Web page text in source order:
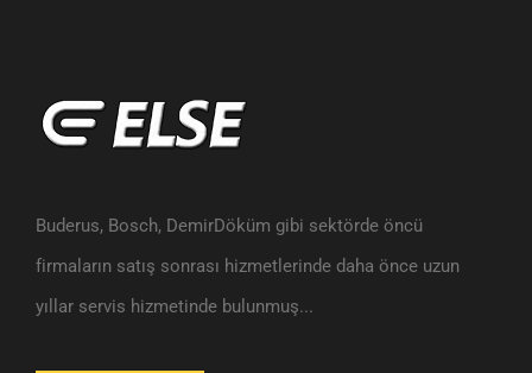
Buderus, Bosch, DemirDöküm gibi sektörde öncü
firmaların satış sonrası hizmetlerinde daha önce uzun
yıllar servis hizmetinde bulunmuş...